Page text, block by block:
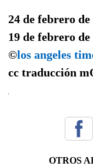
24 de febrero de
19 de febrero de
©los angeles
cc traducción
OTROS